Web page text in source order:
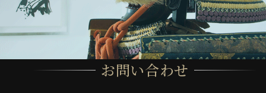
お問い合わせ